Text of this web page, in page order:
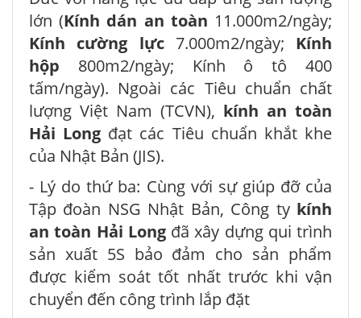
lớn (Kính dán an toàn 11.000m2/ngày;
Kính cường lực7.000m2/ngày; Kính
hộp 800m2/ngày; Kính ô tô 400
tấm/ngày). Ngoài các Tiêu chuẩn chất
lượng Việt Nam (TCVN), kính an toàn
Hải Long đạt các Tiêu chuẩn khắt khe
của Nhật Bản (JIS).
- Lý do thứ ba: Cùng với sự giúp đỡ của
Tập đoàn NSG Nhật Bản, Công ty kính
an toàn Hải Longđã xây dựng qui trình
sản xuất 5S bảo đảm cho sản phẩm
được kiểm soát tốt nhất trước khi vận
chuyển đến công trình lắp đặt